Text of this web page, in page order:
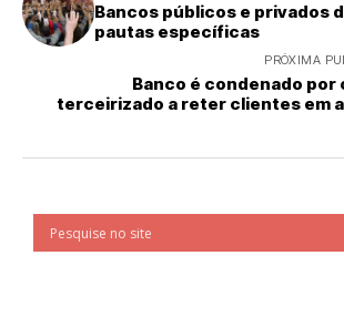
Bancos públicos e privados
pautas específicas
PRÓXIMA
Banco é condenado por
terceirizado a reter clientes em